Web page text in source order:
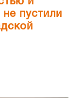
пустили